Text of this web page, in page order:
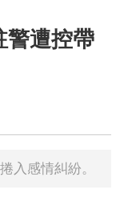
警遭控帶
入感情糾紛。